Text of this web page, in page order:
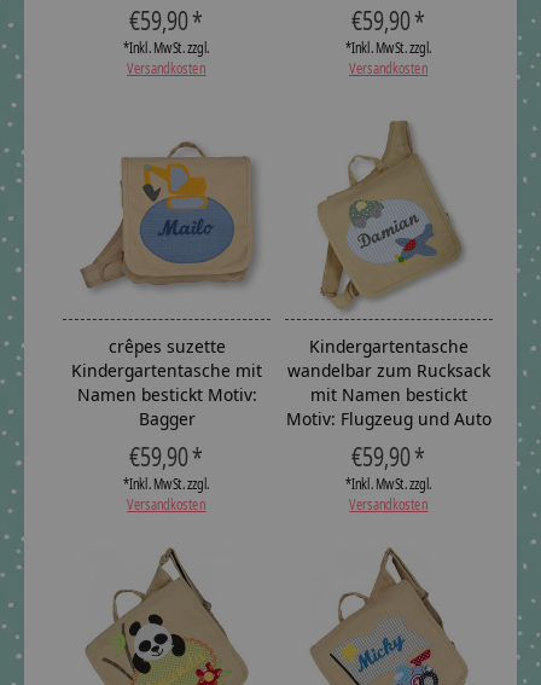
€59,90 *
*Inkl. MwSt. zzgl.
Versandkosten
€59,90 *
*Inkl. MwSt. zzgl.
Versandkosten
crêpes suzette
Kindergartentasche mit
Namen bestickt Motiv:
Bagger
€59,90 *
*Inkl. MwSt. zzgl.
Versandkosten
Kindergartentasche
wandelbar zum Rucksack
mit Namen bestickt
Motiv: Flugzeug und Auto
€59,90 *
*Inkl. MwSt. zzgl.
Versandkosten